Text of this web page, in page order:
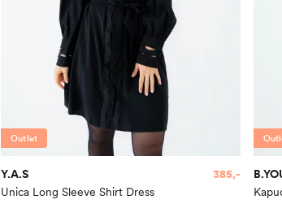
Outlet
Y.A.S
Unica Long Sleeve Shirt Dress
385,-